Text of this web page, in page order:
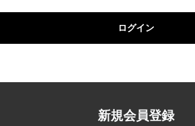
ログイン
新規会員登録